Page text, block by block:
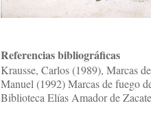
Referencias bibliográficas
Krausse, Carlos (1989), Marcas
Manuel (1992) Marcas de fuego
Biblioteca Elías Amador de